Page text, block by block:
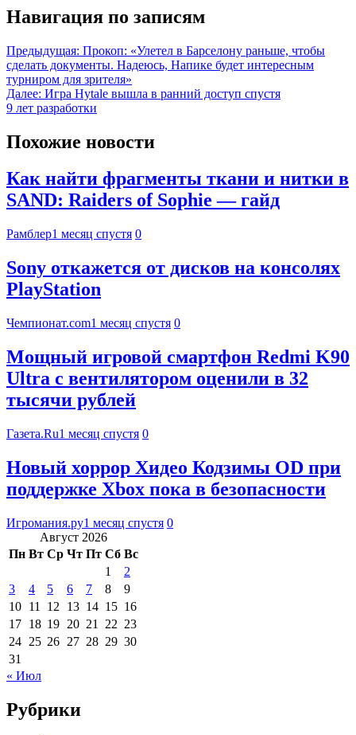
Навигация по записям
Предыдущая: Прокоп: «Улетел в Барселону раньше, чтобы
сделать документы. Надеюсь, Напике будет интересным
турниром для зрителя»
Далее: Игра Hytale вышла в ранний доступ спустя
9 лет разработки
Похожие новости
Как найти фрагменты ткани и нитки в
SAND: Raiders of Sophie — гайд
Рамблер1 месяц спустя 0
Sony откажется от дисков на консолях
PlayStation
Чемпионат.com1 месяц спустя 0
Мощный игровой смартфон Redmi K90
Ultra с вентилятором оценили в 32
тысячи рублей
Газета.Ru1 месяц спустя 0
Новый хоррор Хидео Кодзимы OD при
поддержке Xbox пока в безопасности
Игромания.ру1 месяц спустя 0
Август 2026
Пн Вт Ср Чт Пт Сб Вс
1
2
3
4 5 6 7 8
9
10 11 12 13 14 15 16
17 18 19 20 21 22 23
24 25 26 27 28 29 30
31
« Июл
Рубрики